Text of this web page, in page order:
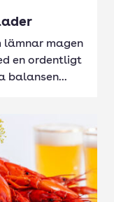
lämnar magen
en ordentligt
balansen...